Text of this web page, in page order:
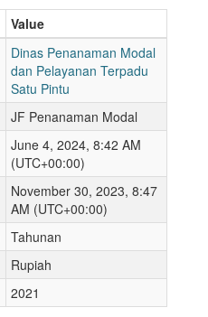
Value
Dinas Penanaman Modal
dan Pelayanan Terpadu
Satu Pintu
JF Penanaman Modal
June 4, 2024, 8:42 AM
(UTC+00:00)
November 30, 2023, 8:47
AM (UTC+00:00)
Tahunan
Rupiah
2021